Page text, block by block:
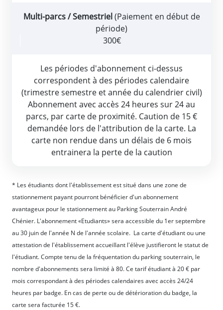
Multi-parcs / Semestriel(Paiement en début de
période)
300€
Les périodes d'abonnement ci-dessus
correspondent à des périodes calendaire
(trimestre semestre et année du calendrier civil)
Abonnement avec accès 24 heures sur 24 au
parcs, par carte de proximité. Caution de 15 €
demandée lors de l'attribution de la carte. La
carte non rendue dans un délais de 6 mois
entrainera la perte de la caution
* Les étudiants dont l'établissement est situé dans une zone de
stationnement payant pourront bénéficier d'un abonnement
avantageux pour le stationnement au Parking Souterrain André
Chénier. L'abonnement «Etudiants» sera accessible du 1er septembre
au 30 juin de l'année N de l'année scolaire. La carte d'étudiant ou une
attestation de l'établissement accueillant l'élève justifieront le statut de
l'étudiant. Compte tenu de la fréquentation du parking souterrain, le
nombre d'abonnements sera limité à 80. Ce tarif étudiant à 20 € par
mois correspondant à des périodes calendaires avec accès 24/24
heures par badge. En cas de perte ou de détérioration du badge, la
carte sera facturée 15 €.